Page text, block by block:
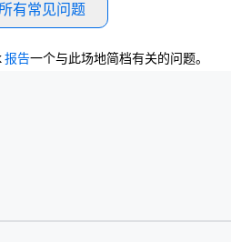
有常见问题
报告一个与此场地简档有关的问题。